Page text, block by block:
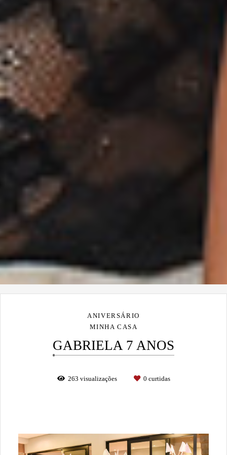
ANIVERSÁRIO
MINHA CASA
GABRIELA 7 ANOS
263 visualizações 0 curtidas